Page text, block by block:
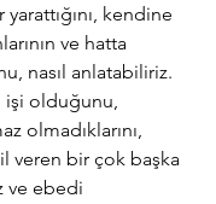
kendine
ve hatta
nasıl anlatabiliriz.
işi olduğunu,
olmadıklarını,
veren bir çok başka
ve ebedi